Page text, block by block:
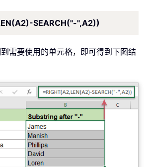
SEARCH("-",A2))
需要使用的单元格，即可得到下图结